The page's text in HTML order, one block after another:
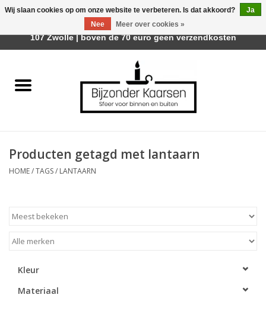
Räder Design Stories
Geurkaarsen
LED Kaarsen
Producten getagd met lantaarn
HOME/TAGS/ LANTAARN
Kleur
Materiaal
Wij slaan cookies op om onze website te verbeteren. Is dat akkoord?
Ja
Nee
Meer over cookies »
Afhalen is mogelijk bij Trotz Woon & Cadeau | Belvederelaan
107 Zwolle | boven de 70 euro geen verzendkosten